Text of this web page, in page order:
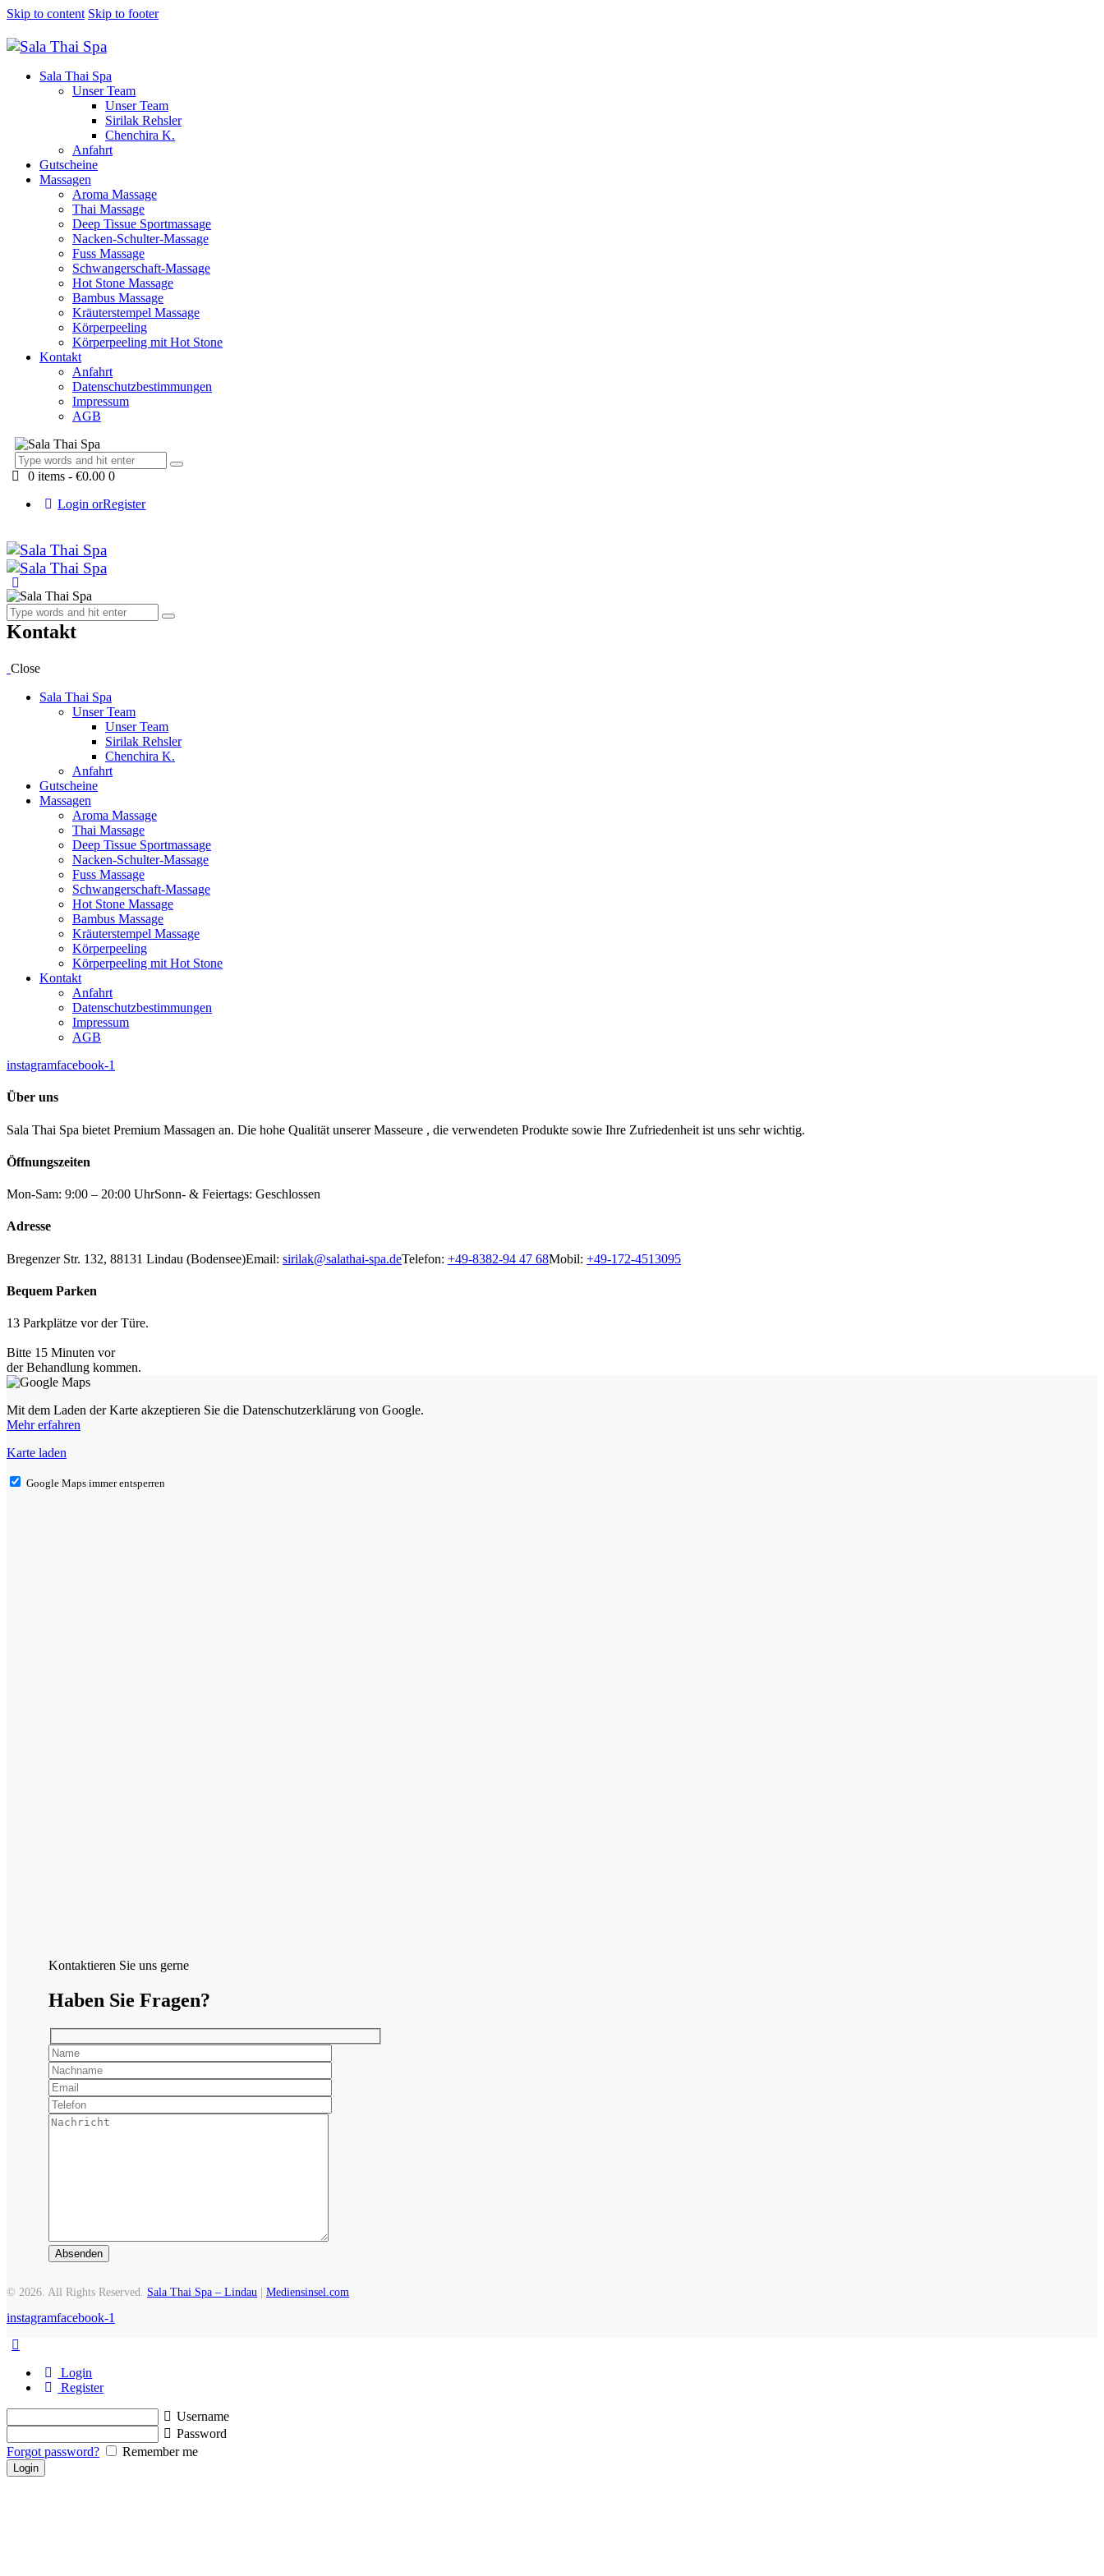
Skip to content Skip to footer
Sala Thai Spa
Unser Team
Unser Team
Sirilak Rehsler
Chenchira K.
Anfahrt
Gutscheine
Massagen
Aroma Massage
Thai Massage
Deep Tissue Sportmassage
Nacken-Schulter-Massage
Fuss Massage
Schwangerschaft-Massage
Hot Stone Massage
Bambus Massage
Kräuterstempel Massage
Körperpeeling
Körperpeeling mit Hot Stone
Kontakt
Anfahrt
Datenschutzbestimmungen
Impressum
AGB
0 items - €0.00 0
Login orRegister
Kontakt
Close
Sala Thai Spa
Unser Team
Unser Team
Sirilak Rehsler
Chenchira K.
Anfahrt
Gutscheine
Massagen
Aroma Massage
Thai Massage
Deep Tissue Sportmassage
Nacken-Schulter-Massage
Fuss Massage
Schwangerschaft-Massage
Hot Stone Massage
Bambus Massage
Kräuterstempel Massage
Körperpeeling
Körperpeeling mit Hot Stone
Kontakt
Anfahrt
Datenschutzbestimmungen
Impressum
AGB
instagramfacebook-1
Über uns
Sala Thai Spa bietet Premium Massagen an. Die hohe Qualität unserer Masseure , die verwendeten Produkte sowie Ihre Zufriedenheit ist uns sehr wichtig.
Öffnungszeiten
Mon-Sam: 9:00 – 20:00 UhrSonn- & Feiertags: Geschlossen
Adresse
Bregenzer Str. 132, 88131 Lindau (Bodensee)Email: sirilak@salathai-spa.deTelefon: +49-8382-94 47 68Mobil: +49-172-4513095
Bequem Parken
13 Parkplätze vor der Türe.
Bitte 15 Minuten vor
der Behandlung kommen.
Mit dem Laden der Karte akzeptieren Sie die Datenschutzerklärung von Google.
Mehr erfahren
Karte laden
Google Maps immer entsperren
Kontaktieren Sie uns gerne
Haben Sie Fragen?
© 2026. All Rights Reserved. Sala Thai Spa – Lindau | Mediensinsel.com
instagramfacebook-1
Login
Register
Username
Password
Forgot password?
Remember me